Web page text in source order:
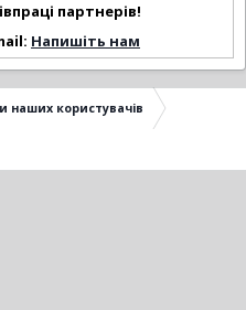
партнерів!
Напишіть нам
наших користувачів